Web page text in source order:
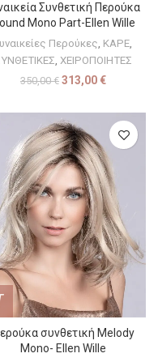
Συνθετική Περούκα
Mono Part-Ellen Wille
Περούκες, ΚΑΡΕ,
, ΧΕΙΡΟΠΟΙΗΤΕΣ
350,00€ 313,00 €
συνθετική Melody
Mono- Ellen Wille